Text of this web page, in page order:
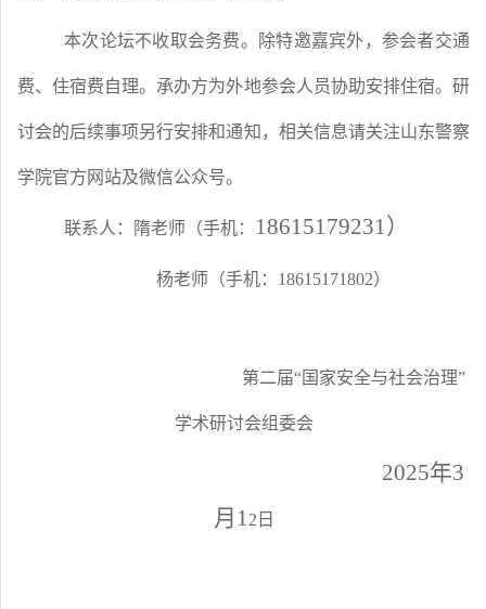
本次论坛不收取会务费。除特邀嘉宾外，参会者交通
费、住宿费自理。承办方为外地参会人员协助安排住宿。研
讨会的后续事项另行安排和通知，相关信息请关注山东警察
学院官方网站及微信公众号。
联系人：隋老师（手机： 18615179231）
杨老师（手机： 18615171802）
第二届“国家安全与社会治理”
学术研讨会组委会
2025年3
月12 日